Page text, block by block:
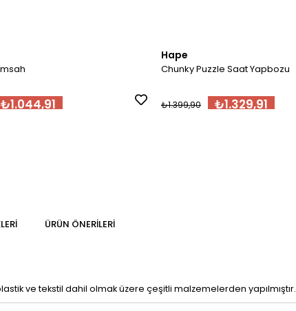
₺1.044,91
Hape
Chunky Puzzle Saat Yapbozu
₺1.329,91
₺1.399,90
ÜRÜN ÖNERILERI
ve tekstil dahil olmak üzere çeşitli malzemelerden yapılmıştır.